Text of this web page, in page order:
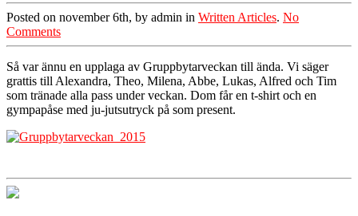
Posted on november 6th, by admin in Written Articles. No
Comments
Så var ännu en upplaga av Gruppbytarveckan till ända. Vi säger
grattis till Alexandra, Theo, Milena, Abbe, Lukas, Alfred och Tim
som tränade alla pass under veckan. Dom får en t-shirt och en
gympapåse med ju-jutsutryck på som present.